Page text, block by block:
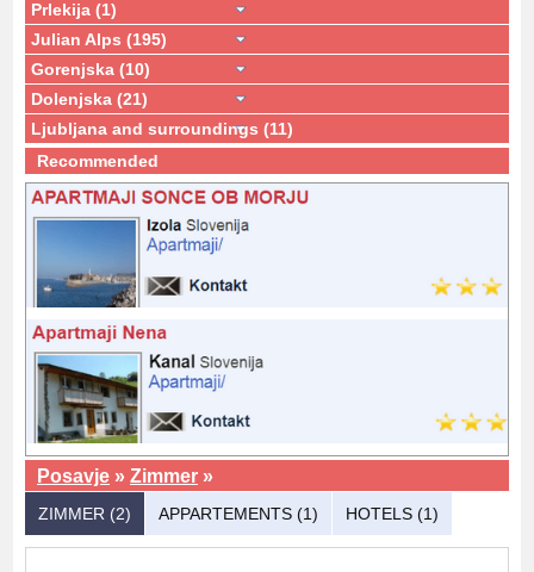
Prlekija (1)
Julian Alps (195)
Gorenjska (10)
Dolenjska (21)
Ljubljana and surroundings (11)
Recommended
Posavje » Zimmer »
ZIMMER (2) APPARTEMENTS (1) HOTELS (1)